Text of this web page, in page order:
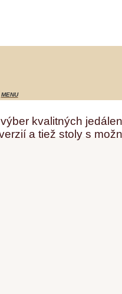
kvalitných
a tiež stoly s